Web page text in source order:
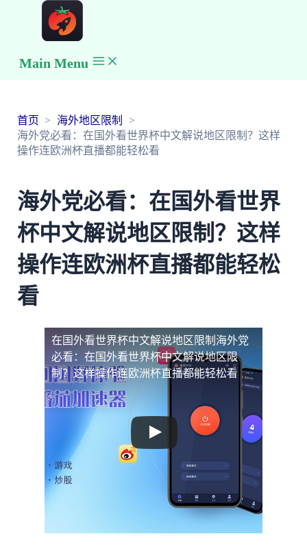
Main Menu
首页
海外地区限制
海外党必看：在国外看世界杯中文解说地区限制？这样
操作连欧洲杯直播都能轻松看
海外党必看：在国外看世界
杯中文解说地区限制？这样
操作连欧洲杯直播都能轻松
看
在国外看世界杯中文解说地区限制 海外党
必看：在国外看世界杯中文解说地区限
制？这样操作连欧洲杯直播都能轻松看